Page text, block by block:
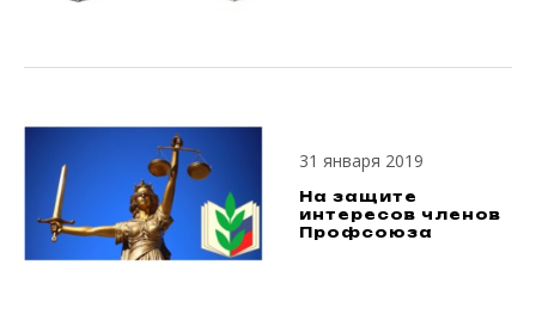
31 января 2019
На защите
интересов членов
Профсоюза